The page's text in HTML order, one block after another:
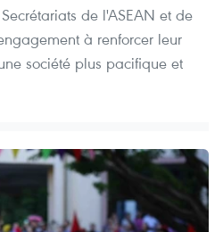
de l'ASEAN et de
à renforcer leur
société plus pacifique et